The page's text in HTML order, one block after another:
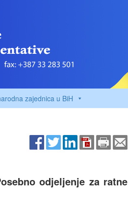
zajednica u BiH
odjeljenje za ratne